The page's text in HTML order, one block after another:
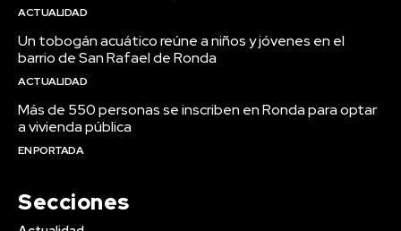
ACTUALIDAD
Un tobogán acuático reúne a niños y jóvenes en el
barrio de San Rafael de Ronda
ACTUALIDAD
Más de 550 personas se inscriben en Ronda para optar
a vivienda pública
EN PORTADA
Secciones